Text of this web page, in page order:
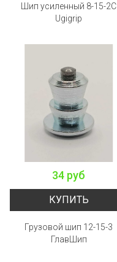
Шип усиленный 8-15-2C
Ugigrip
34 руб
КУПИТЬ
Грузовой шип 12-15-3
ГлавШип